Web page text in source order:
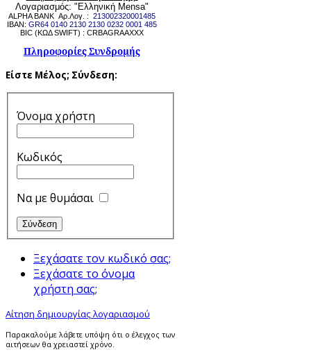
Λογαριασμός: "Ελληνική Mensa"
ALPHA BANK Αρ.Λογ. : 213002320001485
IBAN: GR64 0140 2130 2130 0232 0001 485
BIC (ΚΩΔ SWIFT) : CRBAGRAAXXX
Πληροφορίες Συνδρομής
Είστε Μέλος; Σύνδεση:
Όνομα χρήστη
Κωδικός
Να με θυμάσαι
Ξεχάσατε τον κωδικό σας;
Ξεχάσατε το όνομα
χρήστη σας;
Αίτηση δημιουργίας λογαριασμού
Παρακαλούμε λάβετε υπόψη ότι ο έλεγχος των
αιτήσεων θα χρειαστεί χρόνο.